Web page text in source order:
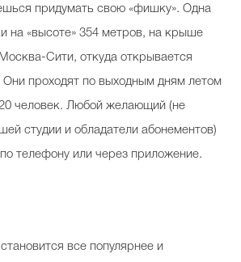
придумать свою «фишку». Одна
на «высоте» 354 метров, на крыше
Сити, откуда открывается
Они проходят по выходным дням летом
20 человек. Любой желающий (не
студии и обладатели абонементов)
телефону или через приложение.
все популярнее и